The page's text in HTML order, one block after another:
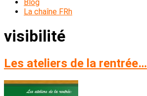
Blog
La chaîne FRh
visibilité
Les ateliers de la rentrée…